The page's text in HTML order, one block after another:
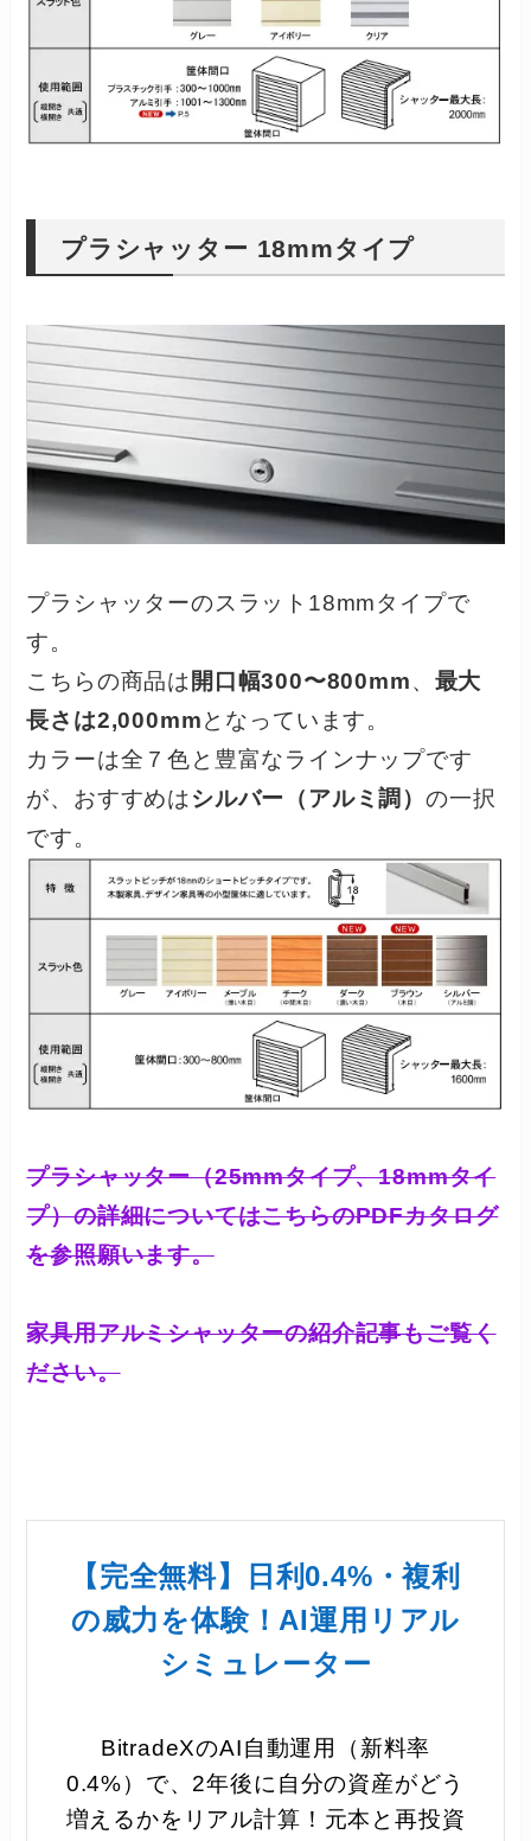
プラシャッター 18mmタイプ
プラシャッターのスラット18mmタイプで
す。
こちらの商品は 開口幅300〜800mm、 最大
長さは2,000mmとなっています。
カラーは全７色と豊富なラインナップです
が、おすすめはシルバー（アルミ調）の一択
です。
プラシャッター（25mmタイプ、18mmタイ
プ）の詳細についてはこちらのPDFカタログ
を参照願います。
家具用アルミシャッターの紹介記事もご覧く
ださい。
【完全無料】日利0.4%・複利
の威力を体験！AI運用リアル
シミュレーター
BitradeXのAI自動運用（新料率
0.4%）で、2年後に自分の資産がどう
増えるかをリアル計算！元本と再投資